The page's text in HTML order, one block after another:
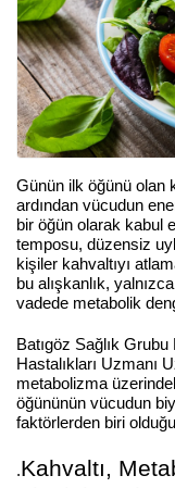
Günün ilk öğünü olan
ardından vücudun
bir öğün olarak kabul
temposu, düzensiz
kişiler kahvaltıyı
bu alışkanlık,
vadede metabolik
Batıgöz Sağlık
Hastalıkları Uzmanı
metabolizma
öğününün vücudun
faktörlerden biri
.Kahvaltı,